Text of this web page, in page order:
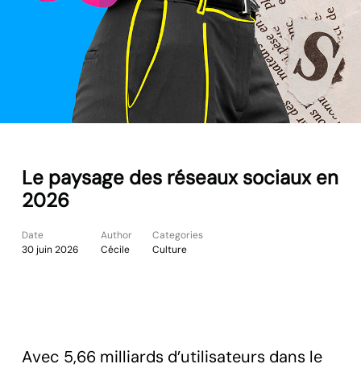
Le paysage des réseaux sociaux en
2026
Date
30 juin 2026
Author
Cécile
Categories
Culture
Avec 5,66 milliards d’utilisateurs dans le